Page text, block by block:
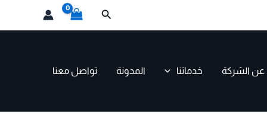
البحث
عن الشركة خدماتنا المدونة تواصل معنا